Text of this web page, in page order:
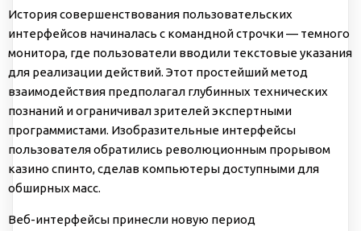
История совершенствования пользовательских
интерфейсов начиналась с командной строчки — темного
монитора, где пользователи вводили текстовые указания
для реализации действий. Этот простейший метод
взаимодействия предполагал глубинных технических
познаний и ограничивал зрителей экспертными
программистами. Изобразительные интерфейсы
пользователя обратились революционным прорывом
казино спинто, сделав компьютеры доступными для
обширных масс.
Веб-интерфейсы принесли новую период